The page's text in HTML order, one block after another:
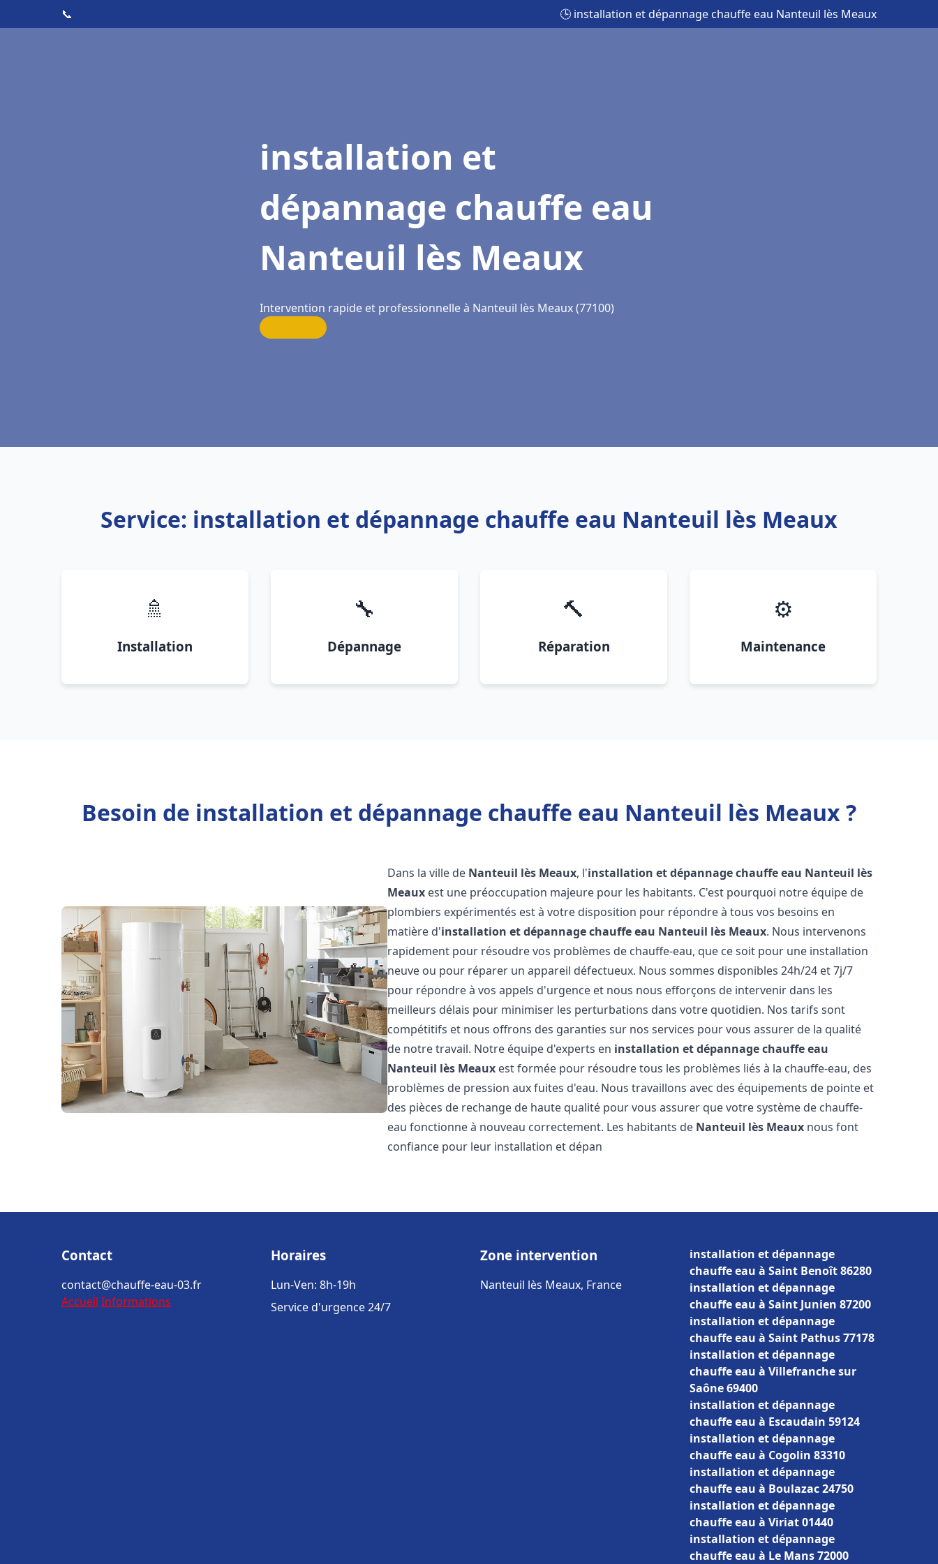
📞 🕒 installation et dépannage chauffe eau Nanteuil lès Meaux
installation et
dépannage chauffe eau
Nanteuil lès Meaux
Intervention rapide et professionnelle à Nanteuil lès Meaux (77100)
Service: installation et dépannage chauffe eau Nanteuil lès Meaux
🚿
Installation
🔧
Dépannage
🔨
Réparation
⚙️
Maintenance
Besoin de installation et dépannage chauffe eau Nanteuil lès Meaux ?
Dans la ville de Nanteuil lès Meaux, l'installation et dépannage chauffe eau Nanteuil lès
Meaux est une préoccupation majeure pour les habitants. C'est pourquoi notre équipe de
plombiers expérimentés est à votre disposition pour répondre à tous vos besoins en
matière d'installation et dépannage chauffe eau Nanteuil lès Meaux. Nous intervenons
rapidement pour résoudre vos problèmes de chauffe-eau, que ce soit pour une installation
neuve ou pour réparer un appareil défectueux. Nous sommes disponibles 24h/24 et 7j/7
pour répondre à vos appels d'urgence et nous nous efforçons de intervenir dans les
meilleurs délais pour minimiser les perturbations dans votre quotidien. Nos tarifs sont
compétitifs et nous offrons des garanties sur nos services pour vous assurer de la qualité
de notre travail. Notre équipe d'experts en installation et dépannage chauffe eau
Nanteuil lès Meaux est formée pour résoudre tous les problèmes liés à la chauffe-eau, des
problèmes de pression aux fuites d'eau. Nous travaillons avec des équipements de pointe et
des pièces de rechange de haute qualité pour vous assurer que votre système de chauffe-
eau fonctionne à nouveau correctement. Les habitants de Nanteuil lès Meaux nous font
confiance pour leur installation et dépan
Contact
contact@chauffe-eau-03.fr
Accueil Informations
Horaires
Lun-Ven: 8h-19h
Service d'urgence 24/7
Zone intervention
Nanteuil lès Meaux, France
installation et dépannage
chauffe eau à Saint Benoît 86280
installation et dépannage
chauffe eau à Saint Junien 87200
installation et dépannage
chauffe eau à Saint Pathus 77178
installation et dépannage
chauffe eau à Villefranche sur
Saône 69400
installation et dépannage
chauffe eau à Escaudain 59124
installation et dépannage
chauffe eau à Cogolin 83310
installation et dépannage
chauffe eau à Boulazac 24750
installation et dépannage
chauffe eau à Viriat 01440
installation et dépannage
chauffe eau à Le Mans 72000